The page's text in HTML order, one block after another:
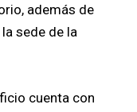
además de
sede de la
cuenta con